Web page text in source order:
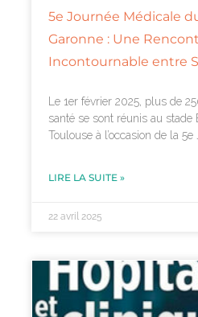
5e Journée Médicale
Garonne : Une
Incontournable entre
Le 1er février 2025, plus de
santé se sont réunis au stade
Toulouse à l’occasion de la
LIRE LA SUITE »
22 avril 2025